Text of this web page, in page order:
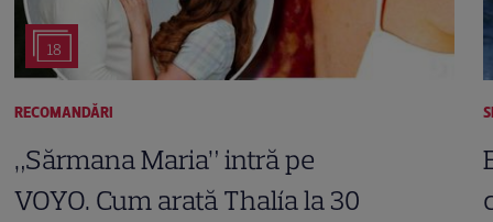
18
RECOMANDĂRI
„Sărmana Maria” intră pe
VOYO. Cum arată Thalía la 30